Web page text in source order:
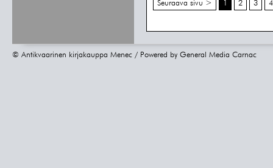
Seuraava sivu > 1 2 3 4
© Antikvaarinen kirjakauppa Menec / Powered by General Media Carnac